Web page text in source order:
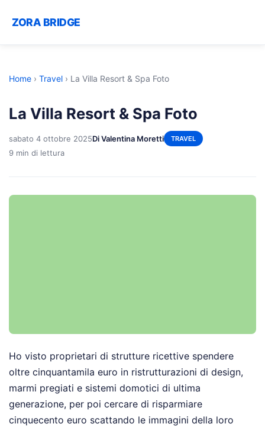
ZORA BRIDGE
Home › Travel › La Villa Resort & Spa Foto
La Villa Resort & Spa Foto
sabato 4 ottobre 2025Di Valentina Moretti TRAVEL
9 min di lettura
Ho visto proprietari di strutture ricettive spendere
oltre cinquantamila euro in ristrutturazioni di design,
marmi pregiati e sistemi domotici di ultima
generazione, per poi cercare di risparmiare
cinquecento euro scattando le immagini della loro